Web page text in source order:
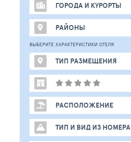
ГОРОДА И КУРОРТЫ
РАЙОНЫ
ВЫБЕРИТЕ ХАРАКТЕРИСТИКИ ОТЕЛЯ
ТИП РАЗМЕЩЕНИЯ
РАСПОЛОЖЕНИЕ
ТИП И ВИД ИЗ НОМЕРА